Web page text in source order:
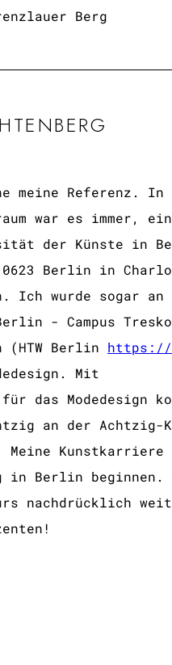
Berg
meine Referenz.
war es immer,
der Künste in
Berlin in
Ich wurde sogar an
- Campus
Berlin https://
Mit
für das Modedesign
an der Achtzig-
Kunstkarriere
in Berlin beginnen.
nachdrücklich